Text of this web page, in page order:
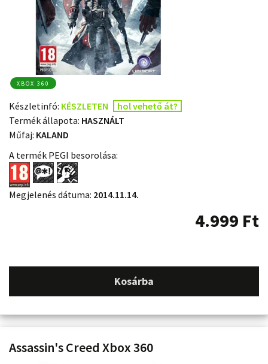
XBOX 360
Készletinfó: KÉSZLETEN
hol vehető át?
Termék állapota: HASZNÁLT
Műfaj: KALAND
A termék PEGI besorolása:
Megjelenés dátuma: 2014.11.14.
4.999 Ft
Kosárba
Assassin's Creed Xbox 360